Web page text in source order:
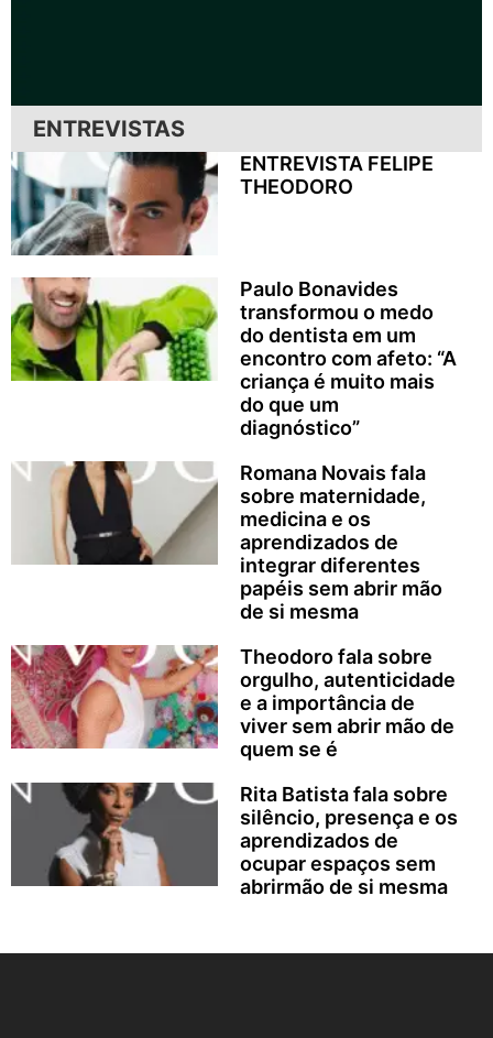
ENTREVISTAS
ENTREVISTA FELIPE
THEODORO
Paulo Bonavides
transformou o medo
do dentista em um
encontro com afeto: “A
criança é muito mais
do que um
diagnóstico”
Romana Novais fala
sobre maternidade,
medicina e os
aprendizados de
integrar diferentes
papéis sem abrir mão
de si mesma
Theodoro fala sobre
orgulho, autenticidade
e a importância de
viver sem abrir mão de
quem se é
Rita Batista fala sobre
silêncio, presença e os
aprendizados de
ocupar espaços sem
abrirmão de si mesma